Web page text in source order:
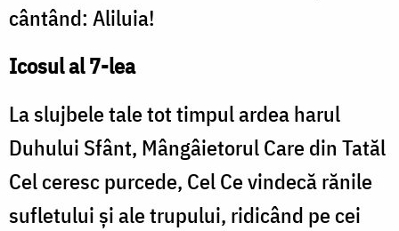
cântând: Aliluia!
Icosul al 7-lea
La slujbele tale tot timpul ardea harul
Duhului Sfânt, Mângâietorul Care din Tatăl
Cel ceresc purcede, Cel Ce vindecă rănile
sufletului şi ale trupului, ridicând pe cei